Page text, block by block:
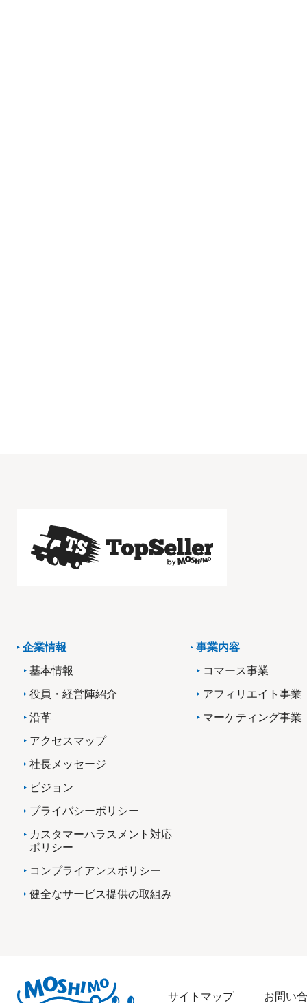
企業情報
基本情報
役員・経営陣紹介
沿革
アクセスマップ
社長メッセージ
ビジョン
プライバシーポリシー
カスタマーハラスメント対応
ポリシー
コンプライアンスポリシー
健全なサービス提供の取組み
事業内容
コマース事業
アフィリエイト事業
マーケティング事業
サイトマップ お問い